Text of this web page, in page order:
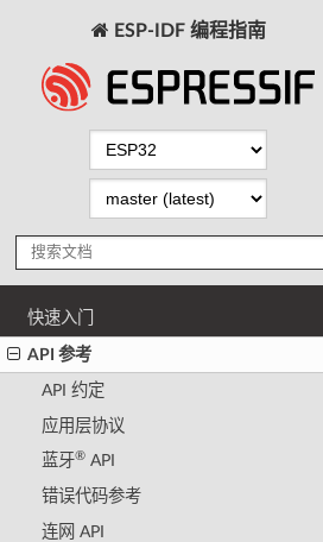
ESP-IDF 编程指南
快速入门
API 参考
API 约定
应用层协议
蓝牙®API
错误代码参考
连网 API